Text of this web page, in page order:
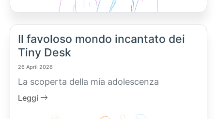
Il favoloso mondo incantato dei
Tiny Desk
26 April 2026
La scoperta della mia adolescenza
Leggi